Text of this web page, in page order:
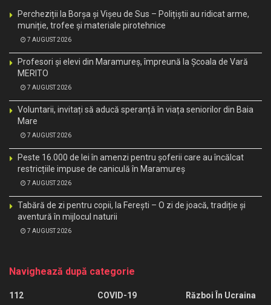
Percheziții la Borșa și Vișeu de Sus – Polițiștii au ridicat arme,
muniție, trofee și materiale pirotehnice
7 AUGUST 2026
Profesori și elevi din Maramureș, împreună la Școala de Vară
MERITO
7 AUGUST 2026
Voluntarii, invitați să aducă speranță în viața seniorilor din Baia
Mare
7 AUGUST 2026
Peste 16.000 de lei în amenzi pentru șoferii care au încălcat
restricțiile impuse de caniculă în Maramureș
7 AUGUST 2026
Tabără de zi pentru copii, la Ferești – O zi de joacă, tradiție și
aventură în mijlocul naturii
7 AUGUST 2026
Navighează după categorie
112
COVID-19
Război În Ucraina